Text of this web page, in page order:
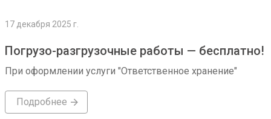
17 декабря 2025 г.
Погрузо-разгрузочные работы — бесплатно!
При оформлении услуги "Ответственное хранение"
Подробнее